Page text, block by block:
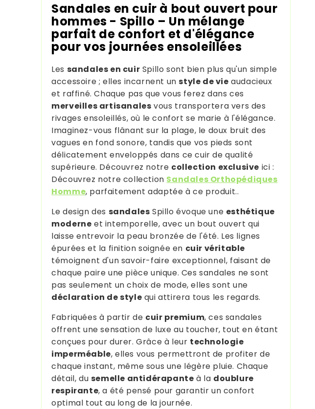
Sandales en cuir à bout ouvert pour
hommes - Spillo – Un mélange
parfait de confort et d'élégance
pour vos journées ensoleillées
Les sandales en cuir Spillo sont bien plus qu'un simple
accessoire ; elles incarnent un style de vie audacieux
et raffiné. Chaque pas que vous ferez dans ces
merveilles artisanales vous transportera vers des
rivages ensoleillés, où le confort se marie à l'élégance.
Imaginez-vous flânant sur la plage, le doux bruit des
vagues en fond sonore, tandis que vos pieds sont
délicatement enveloppés dans ce cuir de qualité
supérieure. Découvrez notre collection exclusive ici :
Découvrez notre collection Sandales Orthopédiques
Homme, parfaitement adaptée à ce produit..
Le design des sandales Spillo évoque une esthétique
moderne et intemporelle, avec un bout ouvert qui
laisse entrevoir la peau bronzée de l'été. Les lignes
épurées et la finition soignée en cuir véritable
témoignent d'un savoir-faire exceptionnel, faisant de
chaque paire une pièce unique. Ces sandales ne sont
pas seulement un choix de mode, elles sont une
déclaration de style qui attirera tous les regards.
Fabriquées à partir de cuir premium, ces sandales
offrent une sensation de luxe au toucher, tout en étant
conçues pour durer. Grâce à leur technologie
imperméable, elles vous permettront de profiter de
chaque instant, même sous une légère pluie. Chaque
détail, du semelle antidérapante à la doublure
respirante, a été pensé pour garantir un confort
optimal tout au long de la journée.